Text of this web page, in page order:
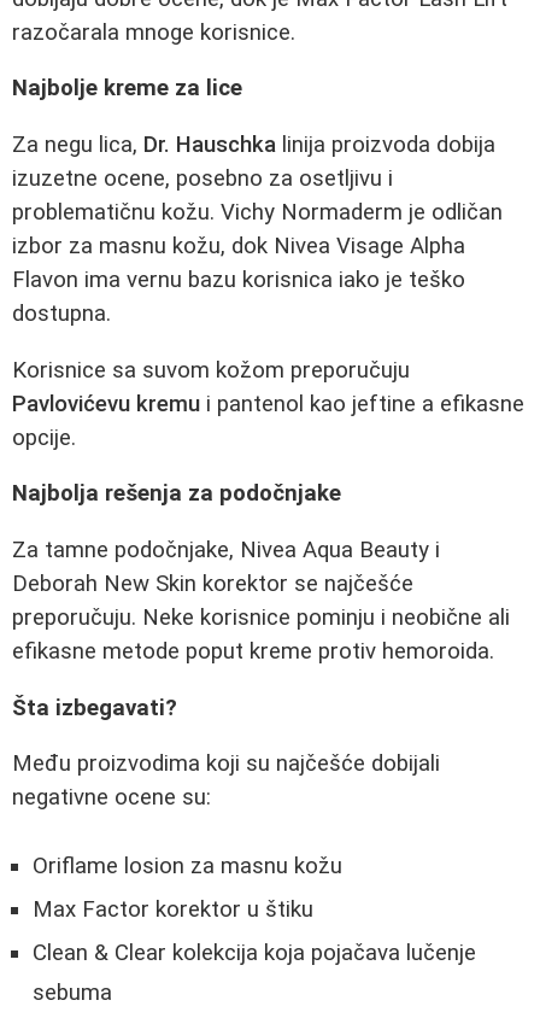
razočarala mnoge korisnice.
Najbolje kreme za lice
Za negu lica, Dr. Hauschka linija proizvoda dobija
izuzetne ocene, posebno za osetljivu i
problematičnu kožu. Vichy Normaderm je odličan
izbor za masnu kožu, dok Nivea Visage Alpha
Flavon ima vernu bazu korisnica iako je teško
dostupna.
Korisnice sa suvom kožom preporučuju
Pavlovićevu kremu i pantenol kao jeftine a efikasne
opcije.
Najbolja rešenja za podočnjake
Za tamne podočnjake, Nivea Aqua Beauty i
Deborah New Skin korektor se najčešće
preporučuju. Neke korisnice pominju i neobične ali
efikasne metode poput kreme protiv hemoroida.
Šta izbegavati?
Među proizvodima koji su najčešće dobijali
negativne ocene su:
Oriflame losion za masnu kožu
Max Factor korektor u štiku
Clean & Clear kolekcija koja pojačava lučenje
sebuma